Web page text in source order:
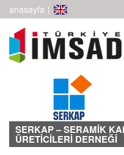
anasayfa |
SERKAP – SERAMİK
ÜRETİCİLERİ DERNEĞİ